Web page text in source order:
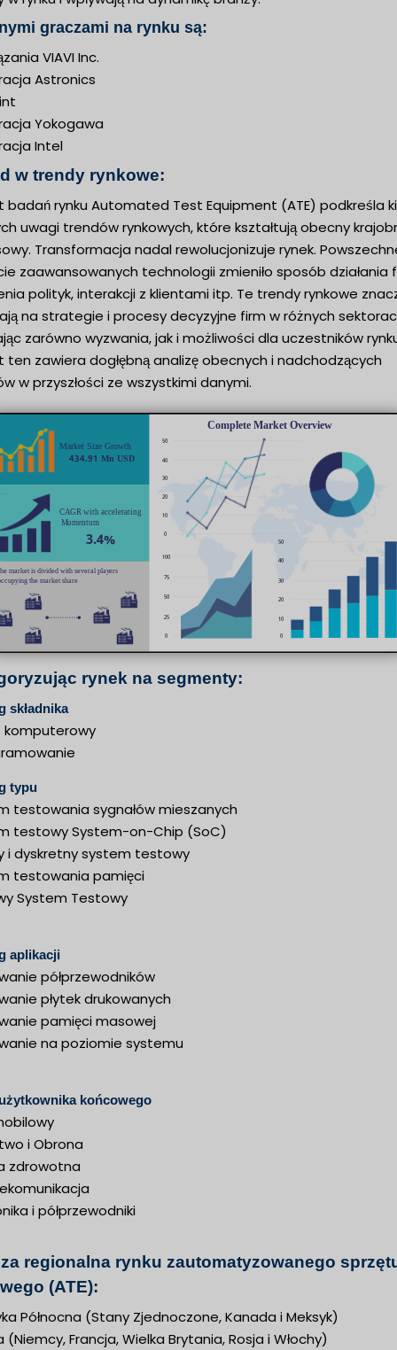
graczami na rynku są:
VIAVI Inc.
Astronics
Yokogawa
Intel
w trendy rynkowe:
badań rynku Automated Test Equipment (ATE) podkreśla
uwagi trendów rynkowych, które kształtują obecny
Transformacja nadal rewolucjonizuje rynek.
zaawansowanych technologii zmieniło sposób działania
polityk, interakcji z klientami itp. Te trendy rynkowe
na strategie i procesy decyzyjne firm w różnych
zarówno wyzwania, jak i możliwości dla uczestników
ten zawiera dogłębną analizę obecnych i nadchodzących
w przyszłości ze wszystkimi danymi.
rynek na segmenty:
składnika
komputerowy
typu
testowania sygnałów mieszanych
testowy System-on-Chip (SoC)
i dyskretny system testowy
testowania pamięci
System Testowy
aplikacji
półprzewodników
płytek drukowanych
pamięci masowej
na poziomie systemu
końcowego
i Obrona
zdrowotna
i półprzewodniki
regionalna rynku zautomatyzowanego
(ATE):
Północna (Stany Zjednoczone, Kanada i Meksyk)
(Niemcy, Francja, Wielka Brytania, Rosja i Włochy)